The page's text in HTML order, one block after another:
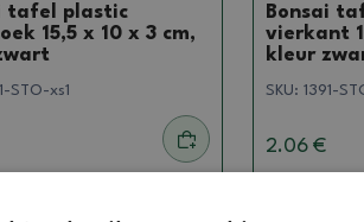
tafel plastic
15,5 x 10 x 3 cm,
STO-xs1
Bonsai
vierkant
kleur
SKU: 1391-
2.06 €